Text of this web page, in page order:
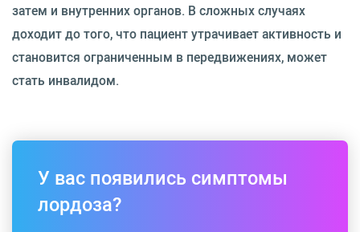
затем и внутренних органов. В сложных случаях
доходит до того, что пациент утрачивает активность и
становится ограниченным в передвижениях, может
стать инвалидом.⁠
У вас появились симптомы
лордоза?